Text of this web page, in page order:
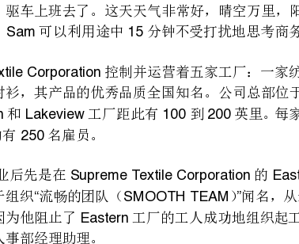
HillsvilleEasternLakeview10020070100 ，和工厂距此有到英里。每家工厂雇佣了到名雇员，
“SMOOTHTEAM”
Eastern